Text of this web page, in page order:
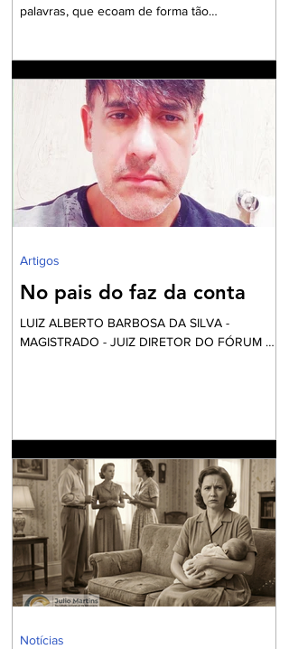
palavras, que ecoam de forma tão
debate eleitoral , impõe que seja aberto um
exaustivo debate sobre a parcela tão
necessitada de assistência e visibilidade
quanto às pessoas das comunidades
periféricas que vivem assoladas pela violência
e ineficiente assistência à saúde, frequente
falta de água e sob péssim
No pais do faz da conta
LUIZ ALBERTO BARBOSA DA SILVA -
MAGISTRADO - JUIZ DIRETOR DO FÓRUM DE
“É um dinheiro que é tirado do povo para
eleger alguns que vão tirar dinheiro do povo”.
Até parece um pleonasmo. O que acontece
atrás dos bastidores nem o diretor quer saber.
O roteiro é sempre o mesmo. Mexem-se as
peças do tabo
Artigos
Notícias